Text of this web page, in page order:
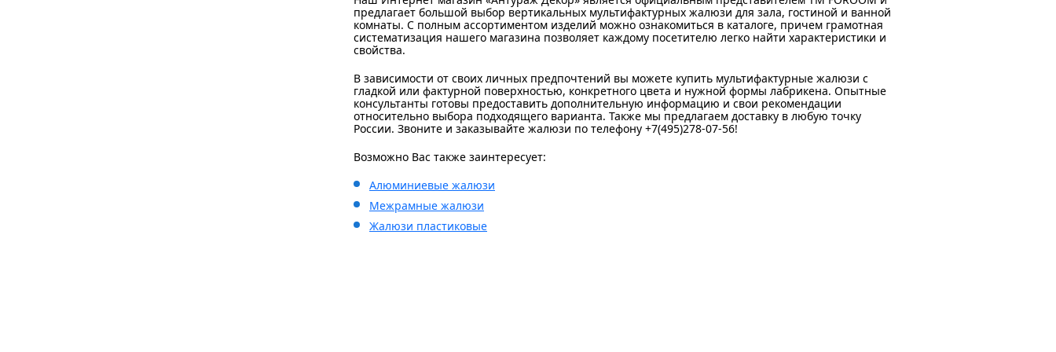
предлагает большой выбор вертикальных мультифактурных жалюзи для зала, гостиной и ванной
комнаты. С полным ассортиментом изделий можно ознакомиться в каталоге, причем грамотная
систематизация нашего магазина позволяет каждому посетителю легко найти характеристики и
свойства.
В зависимости от своих личных предпочтений вы можете купить мультифактурные жалюзи с
гладкой или фактурной поверхностью, конкретного цвета и нужной формы лабрикена. Опытные
консультанты готовы предоставить дополнительную информацию и свои рекомендации
относительно выбора подходящего варианта. Также мы предлагаем доставку в любую точку
России. Звоните и заказывайте жалюзи по телефону +7(495)278-07-56!
Возможно Вас также заинтересует:
Алюминиевые жалюзи
Межрамные жалюзи
Жалюзи пластиковые